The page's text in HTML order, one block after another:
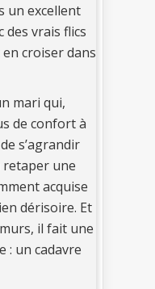
un excellent
des vrais flics
croiser dans
mari qui,
de confort à
s’agrandir
retaper une
acquise
dérisoire. Et
il fait une
: un cadavre